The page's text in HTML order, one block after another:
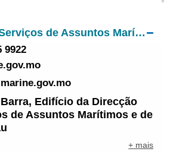
febres”
Direcção dos Serviços de Assuntos Marítimos e de Água
9922
Edifício da Direcção
de Assuntos Marítimos e de
+ mais